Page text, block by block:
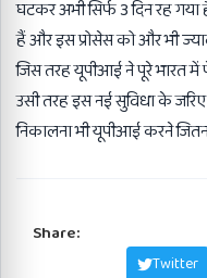
घटकर अभी सिर्फ 3 दिन रह
हैं और इस प्रोसेस को और भी
जिस तरह यूपीआई ने पूरे भारत
उसी तरह इस नई सुविधा के
निकालना भी यूपीआई करने
Share:
Twitter